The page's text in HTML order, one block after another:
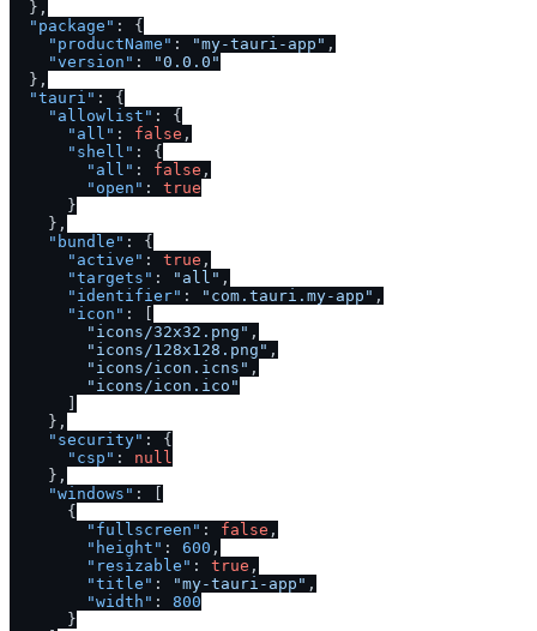
} ,
"package" :
{
"productName" : "my-tauri-app" ,
"version" :
"0.0.0"
} ,
"tauri" :
{
"allowlist" :
{
"all" : false ,
"shell" :
{
"all" : false ,
"open" :
true
}
} ,
"bundle" :
{
"active" : true ,
"targets" : "all" ,
"identifier" : "com.tauri.my-app" ,
"icon" :
"icons/32x32.png" ,
"icons/128x128.png" ,
"icons/icon.icns" ,
"icons/icon.ico"
} ,
"security" :
{
"csp" :
null
} ,
"windows" :
{
"fullscreen" : false ,
"height" : 600 ,
"resizable" : true ,
"title" : "my-tauri-app" ,
"width" :
800
}